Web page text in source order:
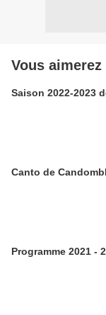
Vous aimerez
Saison 2022-2023
Canto de
Programme 2021 -